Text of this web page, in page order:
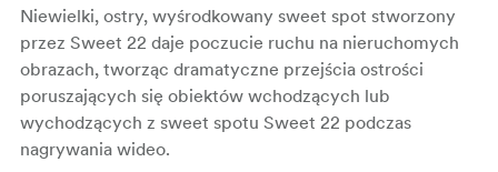
Niewielki, ostry, wyśrodkowany sweet spot stworzony
przez Sweet 22 daje poczucie ruchu na nieruchomych
obrazach, tworząc dramatyczne przejścia ostrości
poruszających się obiektów wchodzących lub
wychodzących z sweet spotu Sweet 22 podczas
nagrywania wideo.